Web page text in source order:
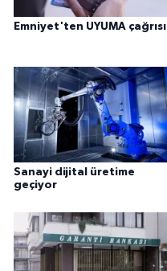
Emniyet'ten UYUMA çağrısı
Sanayi dijital üretime
geçiyor